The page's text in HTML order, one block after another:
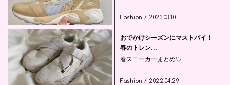
Fashion / 2023.03.10
おでかけシーズンにマストバイ！
春のトレン...
春スニーカーまとめ♡
Fashion / 2022.04.29